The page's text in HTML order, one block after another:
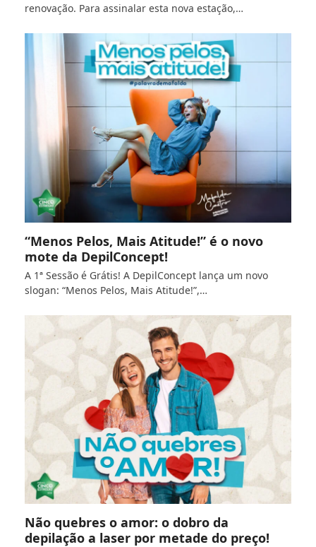
renovação. Para assinalar esta nova estação,…
“Menos Pelos, Mais Atitude!” é o novo
mote da DepilConcept!
A 1ª Sessão é Grátis! A DepilConcept lança um novo
slogan: “Menos Pelos, Mais Atitude!”,…
Não quebres o amor: o dobro da
depilação a laser por metade do preço!